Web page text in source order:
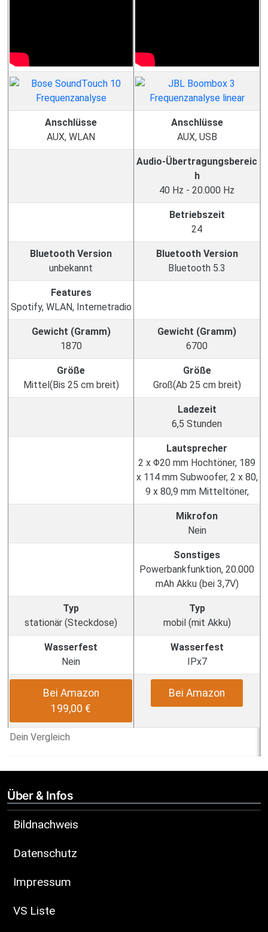
Dein Vergleich
Anschlüsse
AUX, WLAN
Anschlüsse
AUX, USB
Audio-Übertragungsbereic
h
40 Hz - 20.000 Hz
Betriebszeit
24
Bluetooth Version
unbekannt
Bluetooth Version
Bluetooth 5.3
Features
Spotify, WLAN, Internetradio
Gewicht (Gramm)
1870
Gewicht (Gramm)
6700
Größe
Mittel(Bis 25 cm breit)
Größe
Groß(Ab 25 cm breit)
Ladezeit
6,5 Stunden
Lautsprecher
2 x Φ20 mm Hochtöner, 189
x 114 mm Subwoofer, 2 x 80,
9 x 80,9 mm Mitteltöner,
Mikrofon
Nein
Sonstiges
Powerbankfunktion, 20.000
mAh Akku (bei 3,7V)
Typ
stationär (Steckdose)
Typ
mobil (mit Akku)
Wasserfest
Nein
Wasserfest
IPx7
Bei Amazon
199,00 €
Bei Amazon
Über & Infos
Bildnachweis
Datenschutz
Impressum
VS Liste